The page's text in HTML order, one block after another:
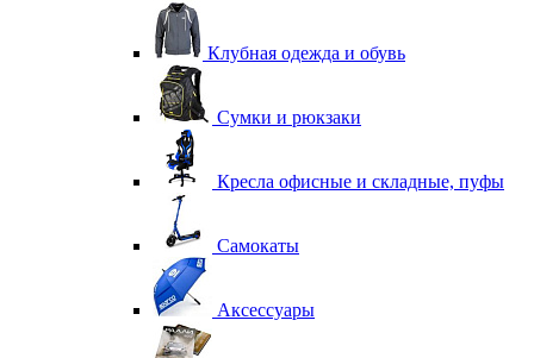
Клубная одежда и обувь
Сумки и рюкзаки
Кресла офисные и складные, пуфы
Самокаты
Аксессуары